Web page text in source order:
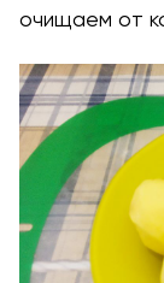
очищаем от